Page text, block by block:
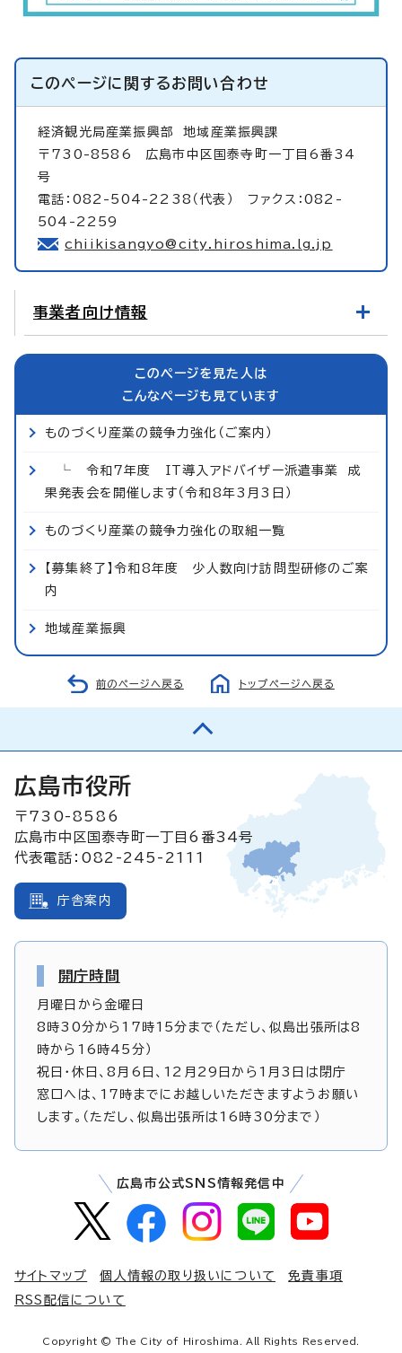
このページに関するお問い合わせ
経済観光局産業振興部地域産業振興課
〒730-8586 広島市中区国泰寺町一丁目6番34
号
電話：082-504-2238（代表） ファクス：082-
504-2259
chiikisangyo@city.hiroshima.lg.jp
事業者向け情報
このページを見た人は
こんなページも見ています
ものづくり産業の競争力強化（ご案内）
└ 令和7年度 IT導入アドバイザー派遣事業 成
果発表会を開催します（令和8年3月3日）
ものづくり産業の競争力強化の取組一覧
【募集終了】令和8年度 少人数向け訪問型研修のご案
内
地域産業振興
前のページへ戻る トップページへ戻る
広島市役所
〒730-8586
広島市中区国泰寺町一丁目6番34号
代表電話：082-245-2111
庁舎案内
開庁時間
月曜日から金曜日
8時30分から17時15分まで（ただし、似島出張所は8
時から16時45分）
祝日・休日、8月6日、12月29日から1月3日は閉庁
窓口へは、17時までにお越しいただきますようお願い
します。（ただし、似島出張所は16時30分まで）
広島市公式SNS情報発信中
サイトマップ 個人情報の取り扱いについて
免責事項
RSS配信について
Copyright © The City of Hiroshima. All Rights Reserved.